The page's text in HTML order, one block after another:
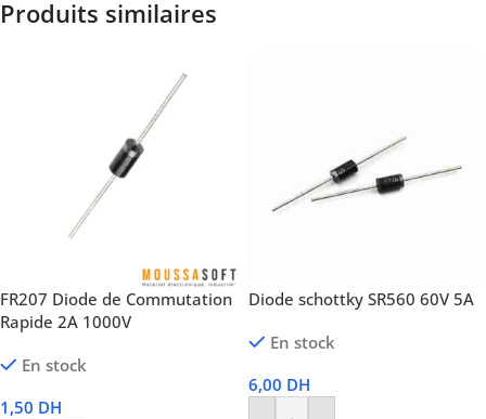
Produits similaires
FR207 Diode de Commutation
Rapide 2A 1000V
En stock
1,50 DH
Diode schottky SR560 60V 5A
En stock
6,00 DH